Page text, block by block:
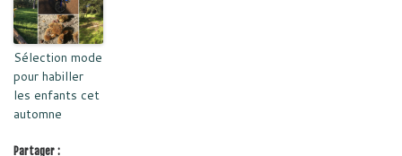
Sélection mode
pour habiller
les enfants cet
automne
Partager :